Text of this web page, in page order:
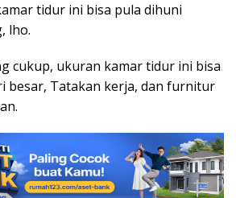
tidur ini bisa pula dihuni
lho.
cukup, ukuran kamar tidur ini bisa
besar, Tatakan kerja, dan furnitur